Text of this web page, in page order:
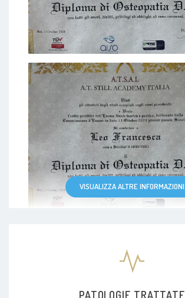
VISUALIZZA ALTRE INFORMAZIONI
PATOLOGIE TRATTATE